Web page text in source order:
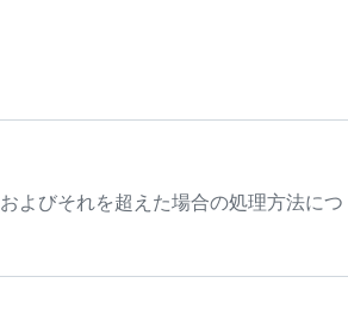
よびそれを超えた場合の処理方法につ